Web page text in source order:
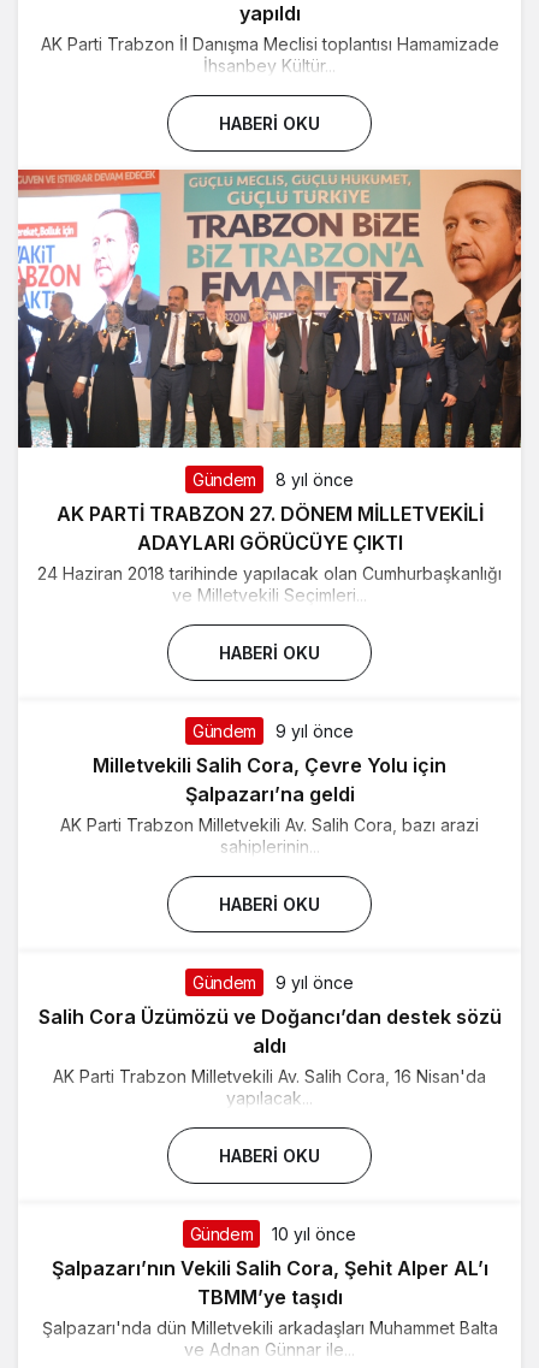
yapıldı
AK Parti Trabzon İl Danışma Meclisi toplantısı Hamamizade
İhsanbey Kültür...
HABERI OKU
Gündem 8 yıl önce
AK PARTİ TRABZON 27. DÖNEM MİLLETVEKİLİ
ADAYLARI GÖRÜCÜYE ÇIKTI
24 Haziran 2018 tarihinde yapılacak olan Cumhurbaşkanlığı
ve Milletvekili Seçimleri...
HABERI OKU
Gündem 9 yıl önce
Milletvekili Salih Cora, Çevre Yolu için
Şalpazarı’na geldi
AK Parti Trabzon Milletvekili Av. Salih Cora, bazı arazi
sahiplerinin...
HABERI OKU
Gündem 9 yıl önce
Salih Cora Üzümözü ve Doğancı’dan destek sözü
aldı
AK Parti Trabzon Milletvekili Av. Salih Cora, 16 Nisan'da
yapılacak...
HABERI OKU
Gündem 10 yıl önce
Şalpazarı’nın Vekili Salih Cora, Şehit Alper AL’ı
TBMM’ye taşıdı
Şalpazarı'nda dün Milletvekili arkadaşları Muhammet Balta
ve Adnan Günnar ile...